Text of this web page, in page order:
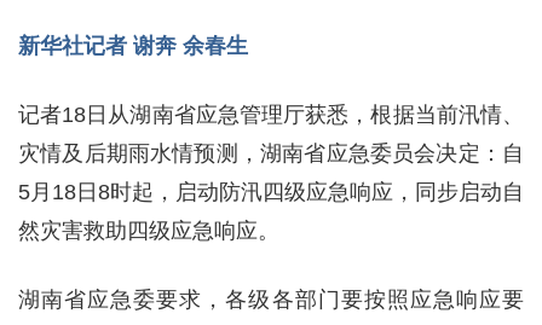
新华社记者 谢奔 余春生
记者18日从湖南省应急管理厅获悉，根据当前汛情、
灾情及后期雨水情预测，湖南省应急委员会决定：自
5月18日8时起，启动防汛四级应急响应，同步启动自
然灾害救助四级应急响应。
湖南省应急委要求，各级各部门要按照应急响应要